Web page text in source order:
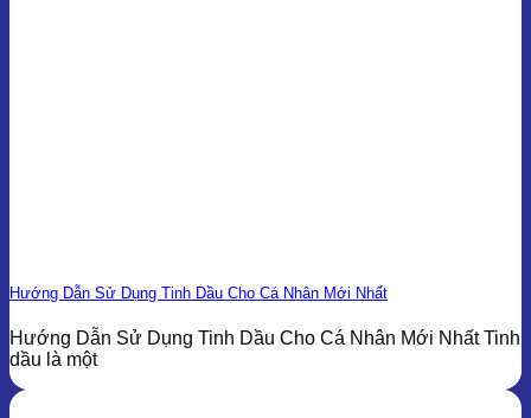
Hướng Dẫn Sử Dụng Tinh Dầu Cho Cá Nhân Mới Nhất
Hướng Dẫn Sử Dụng Tinh Dầu Cho Cá Nhân Mới Nhất Tinh
dầu là một